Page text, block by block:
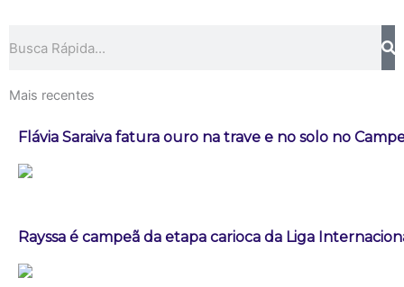
Mais recentes
Flávia Saraiva fatura ouro na trave e no solo no
Rayssa é campeã da etapa carioca da Liga